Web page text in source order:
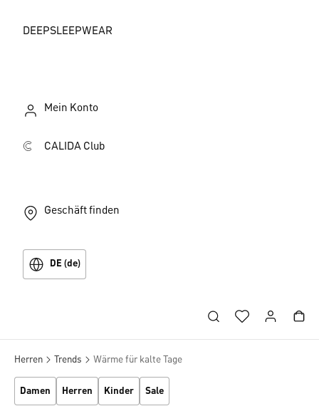
DEEPSLEEPWEAR
Mein Konto
CALIDA Club
Geschäft finden
DE (de)
Herren Trends Wärme für kalte Tage
Damen Herren Kinder Sale